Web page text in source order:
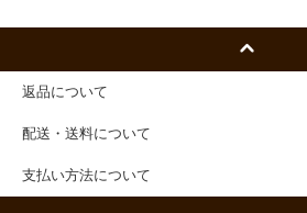
返品について
配送・送料について
支払い方法について